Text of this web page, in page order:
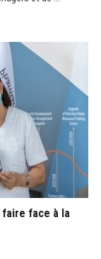
faire face à la